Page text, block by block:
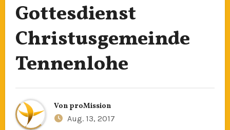
Gottesdienst
Christusgemeinde
Tennenlohe
Von proMission
Aug. 13, 2017